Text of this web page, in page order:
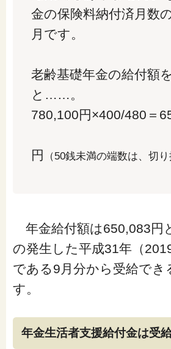
金の保険料納付済月数
月です。
老齢基礎年金の給付額
と……。
780,100円×400/480＝
円
（50銭未満の端数は、切り
年金給付額は650,083円
の発生した平成31年（
である9月分から受給でき
す。
年金生活者支援給付金は受